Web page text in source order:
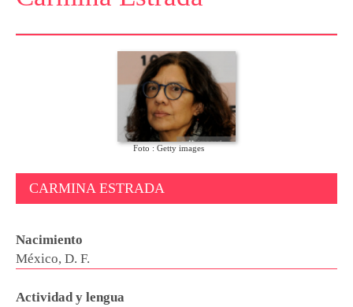
Foto : Getty images
CARMINA ESTRADA
Nacimiento
México, D. F.
Actividad y lengua